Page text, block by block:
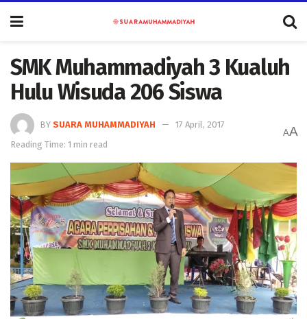
SMK Muhammadiyah 3 Kualuh
Hulu Wisuda 206 Siswa
BY SUARA MUHAMMADIYAH
17 April, 2017
Reading Time: 1 min read
AA